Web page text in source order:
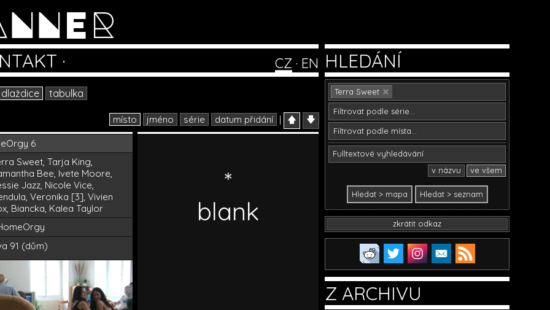
· CZ · EN
dlaždice tabulka
místo jméno série datum přidání | 🡅 🡇
6
Sweet, Tarja King,
Bee, Ivete Moore,
Jazz, Nicole Vice,
Veronika [3], Vivien
Biancka, Kalea Taylor
91 (dům)
*
blank
HLEDÁNÍ
Terra Sweet
v názvu ve všem
zkrátit odkaz
Z ARCHIVU